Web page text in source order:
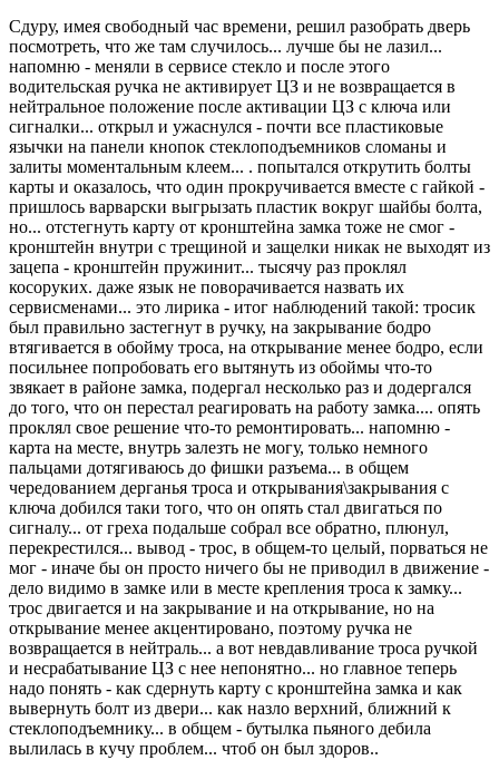
Сдуру, имея свободный час времени, решил разобрать дверь
посмотреть, что же там случилось... лучше бы не лазил...
напомню - меняли в сервисе стекло и после этого
водительская ручка не активирует ЦЗ и не возвращается в
нейтральное положение после активации ЦЗ с ключа или
сигналки... открыл и ужаснулся - почти все пластиковые
язычки на панели кнопок стеклоподъемников сломаны и
залиты моментальным клеем... . попытался открутить болты
карты и оказалось, что один прокручивается вместе с гайкой -
пришлось варварски выгрызать пластик вокруг шайбы болта,
но... отстегнуть карту от кронштейна замка тоже не смог -
кронштейн внутри с трещиной и защелки никак не выходят из
зацепа - кронштейн пружинит... тысячу раз проклял
косоруких. даже язык не поворачивается назвать их
сервисменами... это лирика - итог наблюдений такой: тросик
был правильно застегнут в ручку, на закрывание бодро
втягивается в обойму троса, на открывание менее бодро, если
посильнее попробовать его вытянуть из обоймы что-то
звякает в районе замка, подергал несколько раз и додергался
до того, что он перестал реагировать на работу замка.... опять
проклял свое решение что-то ремонтировать... напомню -
карта на месте, внутрь залезть не могу, только немного
пальцами дотягиваюсь до фишки разъема... в общем
чередованием дерганья троса и открывания\закрывания с
ключа добился таки того, что он опять стал двигаться по
сигналу... от греха подальше собрал все обратно, плюнул,
перекрестился... вывод - трос, в общем-то целый, порваться не
мог - иначе бы он просто ничего бы не приводил в движение -
дело видимо в замке или в месте крепления троса к замку...
трос двигается и на закрывание и на открывание, но на
открывание менее акцентировано, поэтому ручка не
возвращается в нейтраль... а вот невдавливание троса ручкой
и несрабатывание ЦЗ с нее непонятно... но главное теперь
надо понять - как сдернуть карту с кронштейна замка и как
вывернуть болт из двери... как назло верхний, ближний к
стеклоподъемнику... в общем - бутылка пьяного дебила
вылилась в кучу проблем... чтоб он был здоров..